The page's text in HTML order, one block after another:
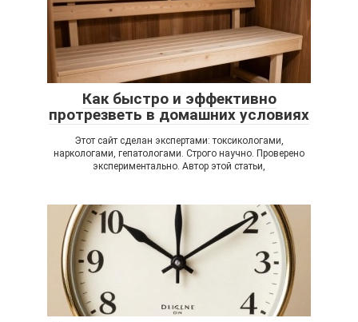
Как быстро и эффективно
протрезветь в домашних условиях
Этот сайт сделан экспертами: токсикологами,
наркологами, гепатологами. Строго научно. Проверено
экспериментально. Автор этой статьи,